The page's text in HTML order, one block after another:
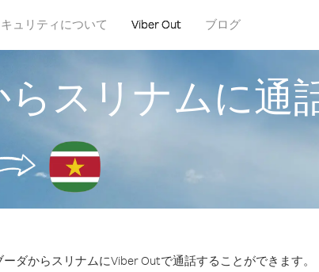
ュリティについて Viber Out ブログ
スリナムに通
ダからスリナムにViber Outで通話することができます。